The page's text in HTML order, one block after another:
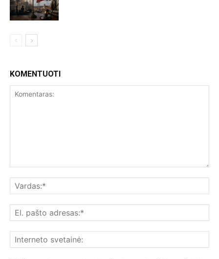
KOMENTUOTI